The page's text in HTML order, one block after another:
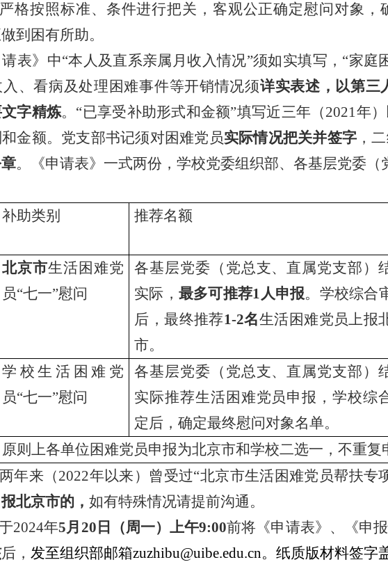
格按照标准、条件进行把关，客观公正确定慰问对象，
到困有所助。
请表》中“本人及直系亲属月收入情况”须如实填写，“家庭
、看病及处理困难事件等开销情况须详实表述，以第三
字精炼。“已享受补助形式和金额”填写近三年（2021年
金额。党支部书记须对困难党员实际情况把关并签字 ，
。《申请表》一式两份，学校党委组织部、各基层党委（
补助类别 推荐名额
北京市生活困难党
员“七一”慰问
各基层党委（党总支、直属党支部）
实际， 最多可推荐1人申报。学校综合
后，最终推荐1-2名生活困难党员上报
市。
学校生活困难党
员“七一”慰问
各基层党委（党总支、直属党支部）
实际推荐生活困难党员申报，学校综
定后，确定最终慰问对象名单。
原则上各单位困难党员申报为北京市和学校二选一，不重复
年来（2022年以来）曾受过“北京市生活困难党员帮扶专
北京市的， 如有特殊情况请提前沟通。
2024年5月 20 日（周一）上午9:00前将《申请表》、《申报
后， 发至组织部邮箱zuzhibu@uibe.edu.cn。纸质版材料签字